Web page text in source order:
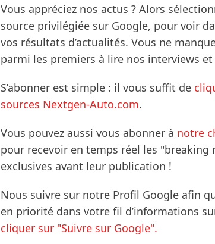
Vous appréciez nos actus ? Alors
source privilégiée sur Google, pour voir
vos résultats d’actualités. Vous ne
parmi les premiers à lire nos interviews et
S’abonner est simple : il vous suffit de
sources Nextgen-Auto.com.
Vous pouvez aussi vous abonner à notre
pour recevoir en temps réel les
exclusives avant leur publication !
Nous suivre sur notre Profil Google afin
en priorité dans votre fil d’informations
cliquer sur "Suivre sur Google".